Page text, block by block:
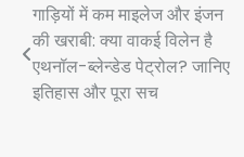
Post
navigation
गाड़ियों में कम माइलेज और इंजन
की खराबी: क्या वाकई विलेन है
एथनॉल-ब्लेन्डेड पेट्रोल? जानिए
इतिहास और पूरा सच